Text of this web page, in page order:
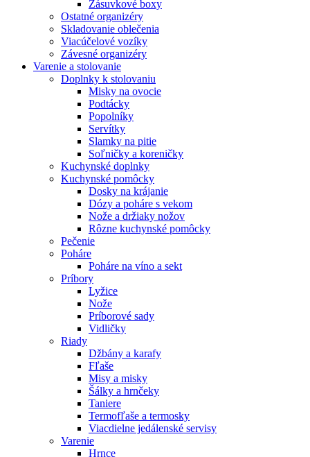
Zásuvkové boxy
Ostatné organizéry
Skladovanie oblečenia
Viacúčelové vozíky
Závesné organizéry
Varenie a stolovanie
Doplnky k stolovaniu
Misky na ovocie
Podtácky
Popolníky
Servítky
Slamky na pitie
Soľničky a koreničky
Kuchynské doplnky
Kuchynské pomôcky
Dosky na krájanie
Dózy a poháre s vekom
Nože a držiaky nožov
Rôzne kuchynské pomôcky
Pečenie
Poháre
Poháre na víno a sekt
Príbory
Lyžice
Nože
Príborové sady
Vidličky
Riady
Džbány a karafy
Fľaše
Misy a misky
Šálky a hrnčeky
Taniere
Termofľaše a termosky
Viacdielne jedálenské servisy
Varenie
Hrnce